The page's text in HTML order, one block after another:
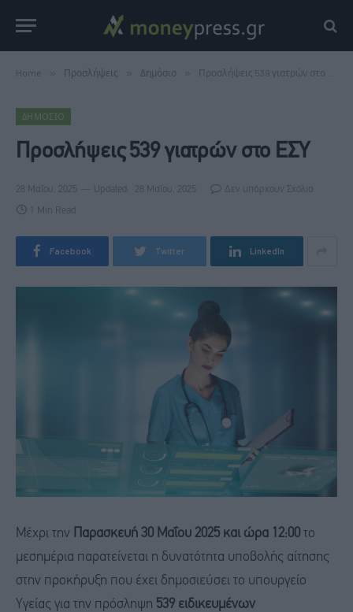
Home Προσλήψεις Δημόσιο Προσλήψεις 539 γιατρών στο ΕΣΥ
ΔΗΜΌΣΙΟ
Προσλήψεις 539 γιατρών στο ΕΣΥ
28 Μαΐου, 2025 Updated: 28 Μαΐου, 2025 Δεν υπάρχουν Σχόλια
1 Min Read
Facebook Twitter LinkedIn
Μέχρι την Παρασκευή 30 Μαΐου 2025 και ώρα 12:00 το
μεσημέρια παρατείνεται η δυνατότητα υποβολής αίτησης
στην προκήρυξη που έχει δημοσιεύσει το υπουργείο
Υγείας για την πρόσληψη 539 ειδικευμένων